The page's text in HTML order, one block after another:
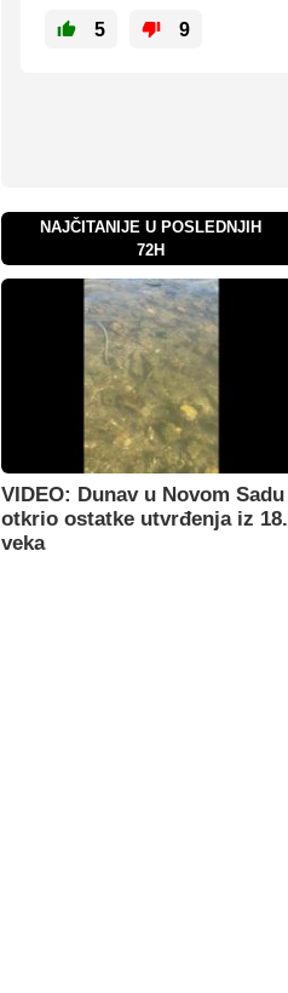
5 9
NAJČITANIJE U POSLEDNJIH
72H
VIDEO: Dunav u Novom Sadu
otkrio ostatke utvrđenja iz 18.
veka